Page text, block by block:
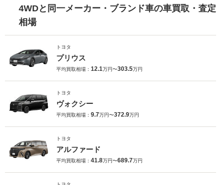
4WDと同一メーカー・ブランド車の車買取・査定
相場
トヨタ
プリウス
平均買取相場： 12.1万円〜303.5万円
トヨタ
ヴォクシー
平均買取相場： 9.7万円〜372.9万円
トヨタ
アルファード
平均買取相場： 41.8万円〜689.7万円